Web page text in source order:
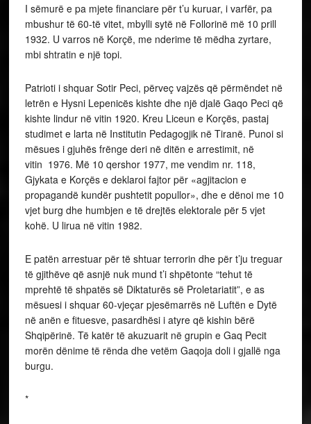
I sëmurë e pa mjete financiare për t’u kuruar, i varfër, pa
mbushur të 60-të vitet, mbylli sytë në Follorinë më 10 prill
1932. U varros në Korçë, me nderime të mëdha zyrtare,
mbi shtratin e një topi.
Patrioti i shquar Sotir Peci, përveç vajzës që përmëndet në
letrën e Hysni Lepenicës kishte dhe një djalë Gaqo Peci që
kishte lindur në vitin 1920. Kreu Liceun e Korçës, pastaj
studimet e larta në Institutin Pedagogjik në Tiranë. Punoi si
mësues i gjuhës frënge deri në ditën e arrestimit, në
vitin 1976. Më 10 qershor 1977, me vendim nr. 118,
Gjykata e Korçës e deklaroi fajtor për «agjitacion e
propagandë kundër pushtetit popullor», dhe e dënoi me 10
vjet burg dhe humbjen e të drejtës elektorale për 5 vjet
kohë. U lirua në vitin 1982.
E patën arrestuar për të shtuar terrorin dhe për t’ju treguar
të gjithëve që asnjë nuk mund t’i shpëtonte “tehut të
mprehtë të shpatës së Diktaturës së Proletariatit”, e as
mësuesi i shquar 60-vjeçar pjesëmarrës në Luftën e Dytë
në anën e fituesve, pasardhësi i atyre që kishin bërë
Shqipërinë. Të katër të akuzuarit në grupin e Gaq Pecit
morën dënime të rënda dhe vetëm Gaqoja doli i gjallë nga
burgu.
*